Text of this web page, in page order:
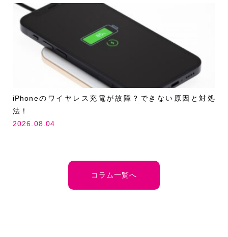
iPhoneのワイヤレス充電が故障？できない原因と対処
法！
2026.08.04
コラム一覧へ